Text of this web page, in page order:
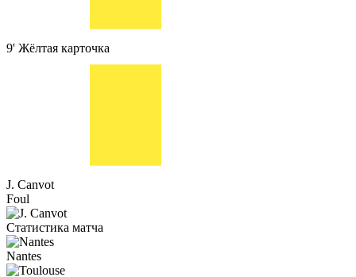
9' Жёлтая карточка
J. Canvot
Foul
Статистика матча
Nantes